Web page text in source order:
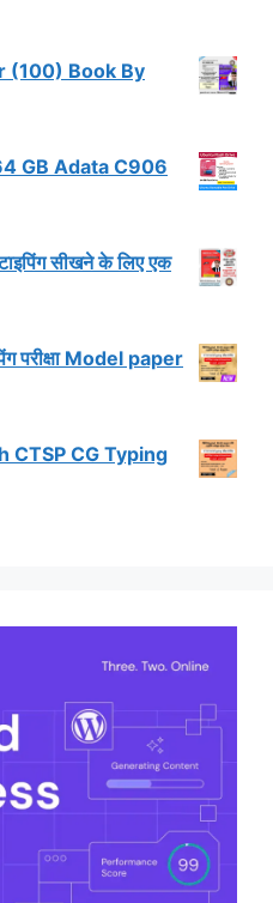
(100) Book By
GB Adata C906
सीखने के लिए एक
परीक्षा Model paper
CG Typing